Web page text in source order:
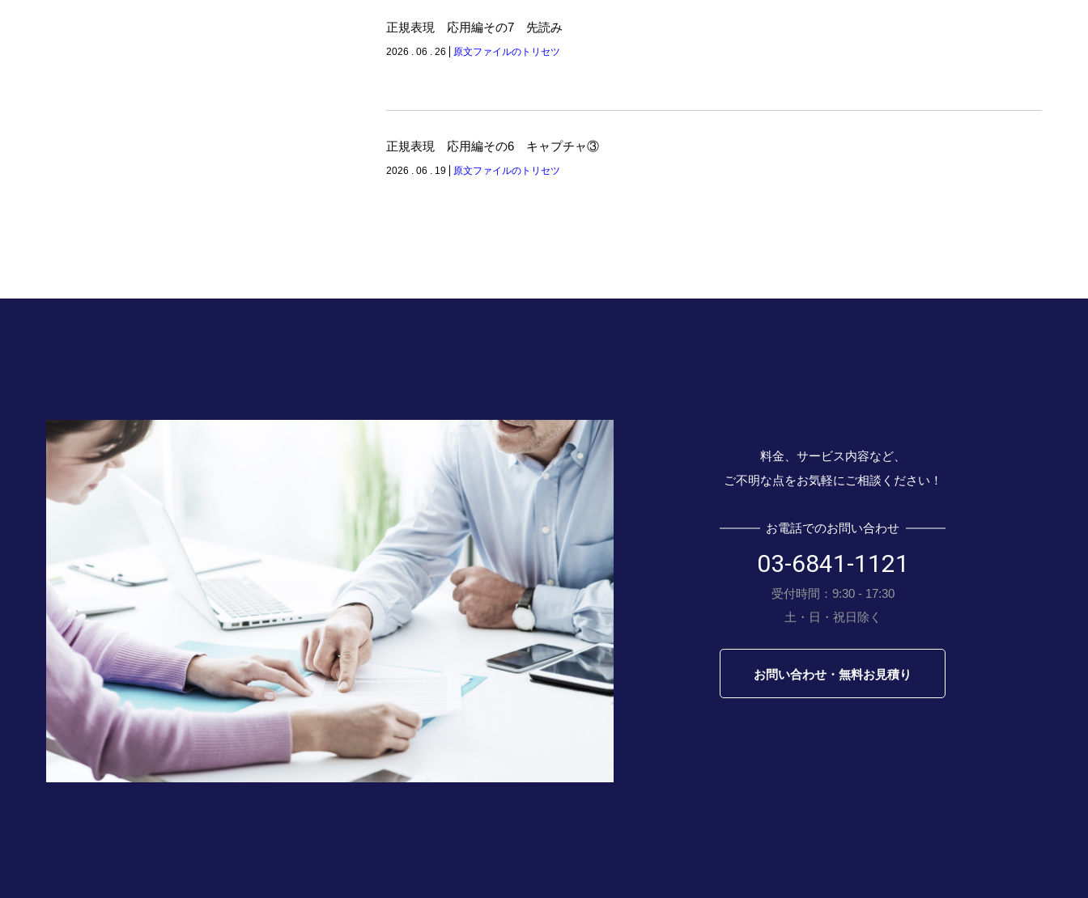
正規表現 応用編その7 先読み
2026 . 06 . 26 原文ファイルのトリセツ
正規表現 応用編その6 キャプチャ③
2026 . 06 . 19 原文ファイルのトリセツ
料金、サービス内容など、
ご不明な点をお気軽にご相談ください！
お電話でのお問い合わせ
03-6841-1121
受付時間：9:30 - 17:30
土・日・祝日除く
お問い合わせ・無料お見積り